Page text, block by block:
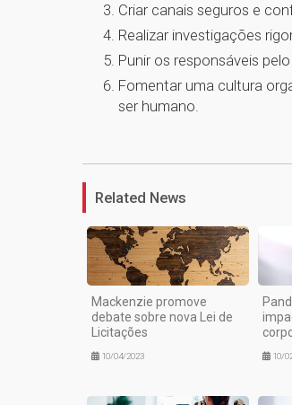
Criar canais seguros e
Realizar investigações
Punir os responsáveis
Fomentar uma cultura
ser humano.
Related News
Mackenzie promove
debate sobre nova Lei de
Licitações
10/04/2023 10/